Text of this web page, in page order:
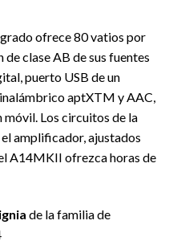
ofrece 80 vatios por
clase AB de sus fuentes
puerto USB de un
aptXTM y AAC,
Los circuitos de la
amplificador, ajustados
A14MKII ofrezca horas de
de la familia de